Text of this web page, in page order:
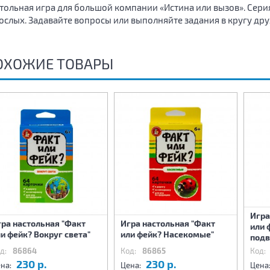
игра для большой компании «Истина или вызов».
Задавайте вопросы или выполняйте задания в кругу
ТОВАРЫ
настольная "Факт
фейк? Вокруг света"
86864
230 р.
Игра настольная "Факт
или фейк? Насекомые"
Код: 86865
Цена: 230 р.
или
Код: